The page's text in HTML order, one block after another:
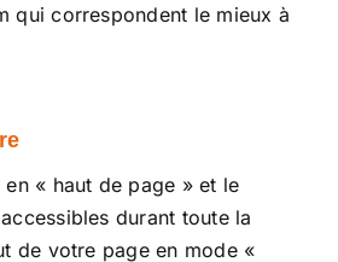
qui correspondent le mieux à
« haut de page » et le
durant toute la
de votre page en mode «